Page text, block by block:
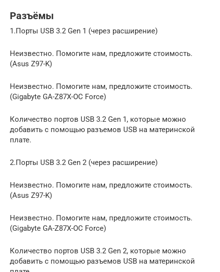
Разъёмы
1.Порты USB 3.2 Gen 1 (через расширение)
Неизвестно. Помогите нам, предложите стоимость.
(Asus Z97-K)
Неизвестно. Помогите нам, предложите стоимость.
(Gigabyte GA-Z87X-OC Force)
Количество портов USB 3.2 Gen 1, которые можно
добавить с помощью разъемов USB на материнской
плате.
2.Порты USB 3.2 Gen 2 (через расширение)
Неизвестно. Помогите нам, предложите стоимость.
(Asus Z97-K)
Неизвестно. Помогите нам, предложите стоимость.
(Gigabyte GA-Z87X-OC Force)
Количество портов USB 3.2 Gen 2, которые можно
добавить с помощью разъемов USB на материнской